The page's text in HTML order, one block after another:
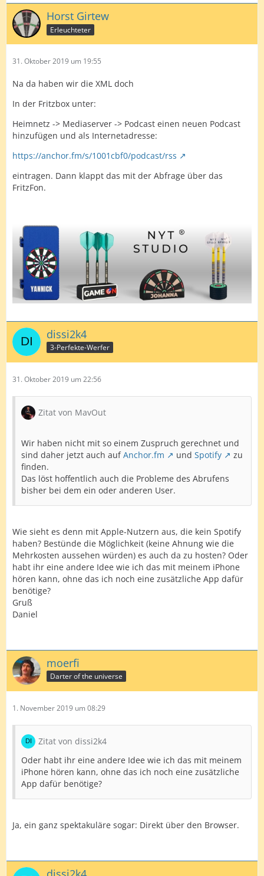
Horst Girtew
Erleuchteter
31. Oktober 2019 um 19:55
Na da haben wir die XML doch
In der Fritzbox unter:
Heimnetz -> Mediaserver -> Podcast einen neuen Podcast
hinzufügen und als Internetadresse:
https://anchor.fm/s/1001cbf0/podcast/rss
eintragen. Dann klappt das mit der Abfrage über das
FritzFon.
dissi2k4
3-Perfekte-Werfer
31. Oktober 2019 um 22:56
Zitat von MavOut
Wir haben nicht mit so einem Zuspruch gerechnet und
sind daher jetzt auch aufAnchor.fm und Spotify
zu
finden.
Das löst hoffentlich auch die Probleme des Abrufens
bisher bei dem ein oder anderen User.
Wie sieht es denn mit Apple-Nutzern aus, die kein Spotify
haben? Bestünde die Möglichkeit (keine Ahnung wie die
Mehrkosten aussehen würden) es auch da zu hosten? Oder
habt ihr eine andere Idee wie ich das mit meinem iPhone
hören kann, ohne das ich noch eine zusätzliche App dafür
benötige?
Gruß
Daniel
moerfi
Darter of the universe
1. November 2019 um 08:29
Zitat von dissi2k4
Oder habt ihr eine andere Idee wie ich das mit meinem
iPhone hören kann, ohne das ich noch eine zusätzliche
App dafür benötige?
Ja, ein ganz spektakuläre sogar: Direkt über den Browser.